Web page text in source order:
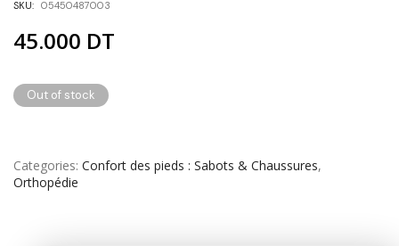
SKU: 05450487003
45.000 DT
Out of stock
Categories Confort des pieds : Sabots & Chaussures,
Orthopédie